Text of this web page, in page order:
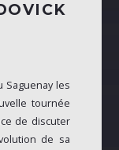
Saguenay les
tournée
de discuter
de sa